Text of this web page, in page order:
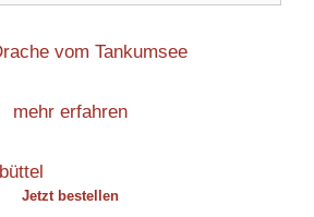
mehr erfahren
Jetzt bestellen